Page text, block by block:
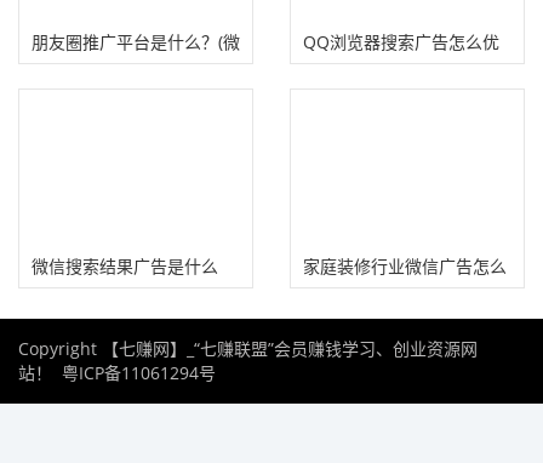
朋友圈推广平台是什么？(微
信朋友圈广告投放技巧）
QQ浏览器搜索广告怎么优
化？(原搜狗搜索新玩法）
微信搜索结果广告是什么
广）
家庭装修行业微信广告怎么
户搭建流程！
Copyright 【七赚网】_“七赚联盟”会员赚钱学习、创业资源网
站！ 粤ICP备11061294号